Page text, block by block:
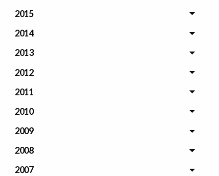
2015
2014
2013
2012
2011
2010
2009
2008
2007